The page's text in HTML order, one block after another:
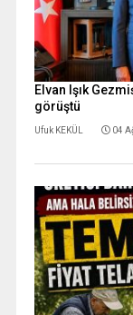
Elvan Işık
görüştü
Ufuk KEKÜL 04